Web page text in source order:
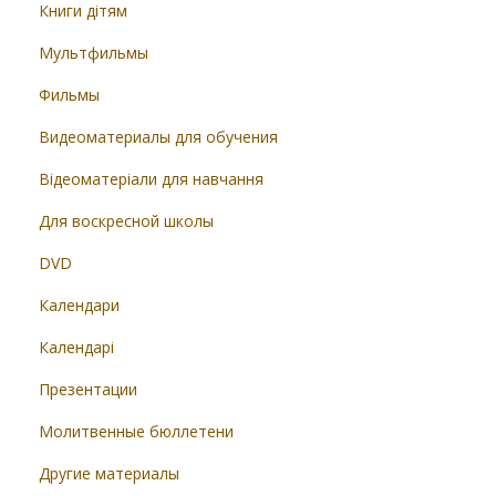
Книги дітям
Мультфильмы
Фильмы
Видеоматериалы для обучения
Відеоматеріали для навчання
Для воскресной школы
DVD
Календари
Календарі
Презентации
Молитвенные бюллетени
Другие материалы